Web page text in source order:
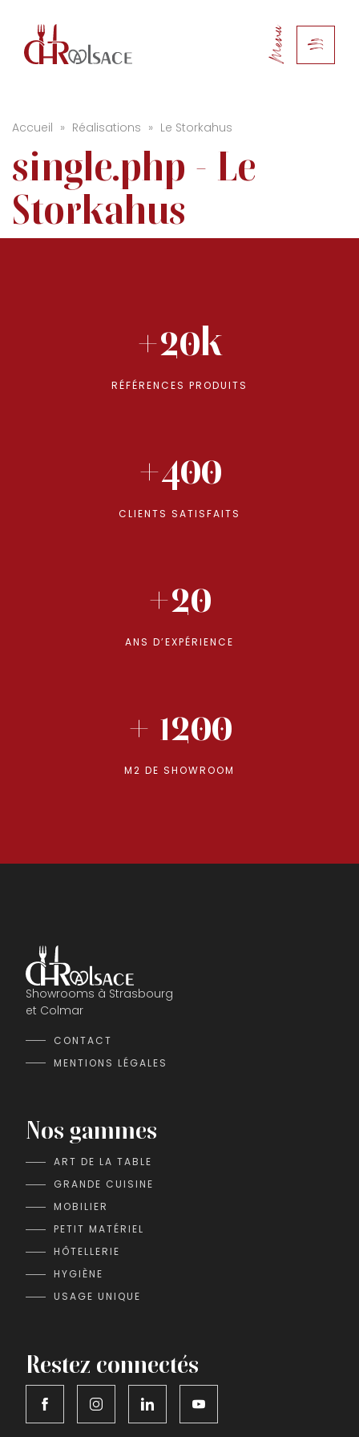
Menu
Accueil » Réalisations » Le Storkahus
single.php - Le
Storkahus
+20k
RÉFÉRENCES PRODUITS
+400
CLIENTS SATISFAITS
+20
ANS D’EXPÉRIENCE
+ 1200
M2 DE SHOWROOM
Showrooms à Strasbourg
et Colmar
CONTACT
MENTIONS LÉGALES
Nos gammes
ART DE LA TABLE
GRANDE CUISINE
MOBILIER
PETIT MATÉRIEL
HÔTELLERIE
HYGIÈNE
USAGE UNIQUE
Restez connectés